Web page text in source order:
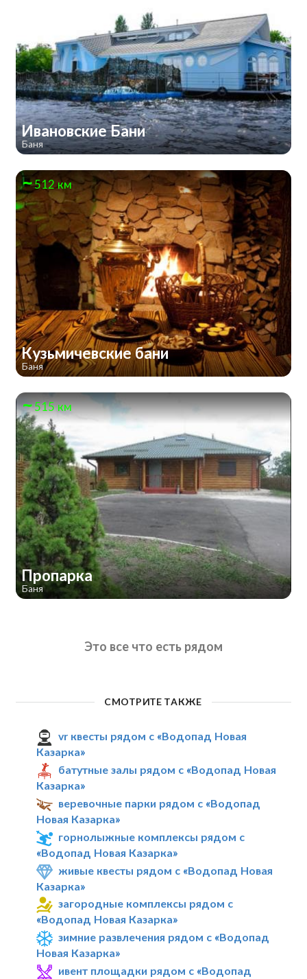
Ивановские Бани
Баня
512 км
Кузьмичевские бани
Баня
515 км
Пропарка
Баня
Это все что есть рядом
СМОТРИТЕ ТАКЖЕ
vr квесты рядом с «Водопад Новая
Казарка»
батутные залы рядом с «Водопад Новая
Казарка»
веревочные парки рядом с «Водопад
Новая Казарка»
горнолыжные комплексы рядом с
«Водопад Новая Казарка»
живые квесты рядом с «Водопад Новая
Казарка»
загородные комплексы рядом с
«Водопад Новая Казарка»
зимние развлечения рядом с «Водопад
Новая Казарка»
ивент площадки рядом с «Водопад